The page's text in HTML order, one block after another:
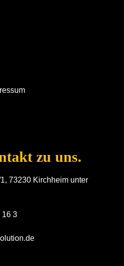
zu uns.
73230 Kirchheim unter
16 3